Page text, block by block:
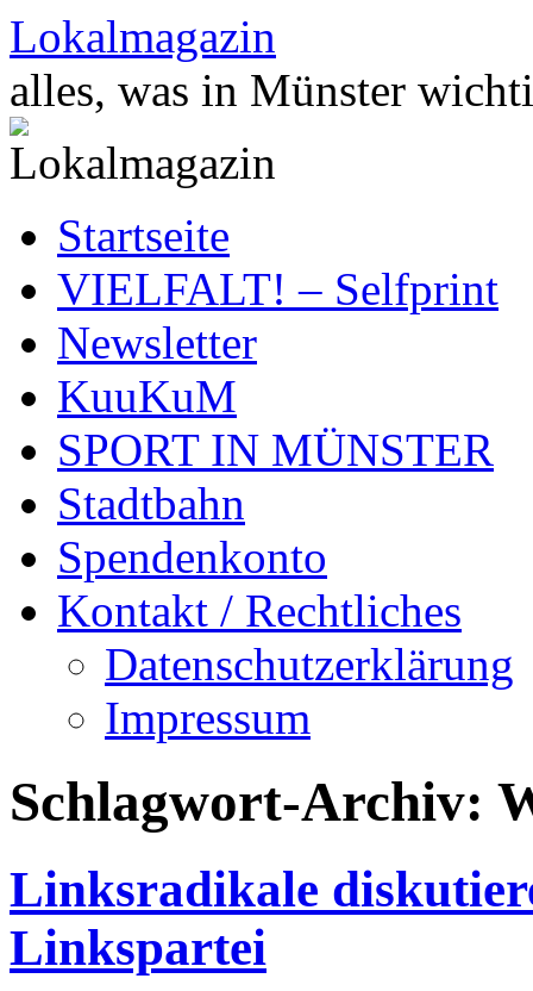
Zum
Inhalt
springen
Lokalmagazin
alles, was in Münster
Startseite
VIELFALT! – Selfprint
Newsletter
KuuKuM
SPORT IN MÜNSTER
Stadtbahn
Spendenkonto
Kontakt / Rechtliches
Datenschutzerklärung
Impressum
Schlagwort-Archiv:
Linksradikale
Linkspartei